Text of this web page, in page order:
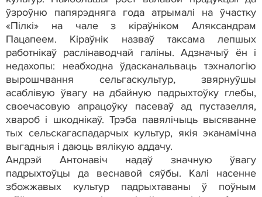
ўзроўню папярэдняга года атрымалі на ўчастку
«Пілкі» на чале з кіраўніком Аляксандрам
Пацапеем. Кіраўнік назваў таксама лепшых
работнікаў раслінаводчай галіны. Адзначыў ён і
недахопы: неабходна ўдасканальваць тэхналогію
вырошчвання сельгаскультур, звярнуўшы
асаблівую ўвагу на дбайную падрыхтоўку глебы,
своечасовую апрацоўку пасеваў ад пустазелля,
хвароб і шкоднікаў. Трэба павялічыць высяванне
тых сельскагаспадарчых культур, якія эканамічна
выгадныя і даюць вялікую аддачу.
Андрэй Антонавіч надаў значную ўвагу
падрыхтоўцы да веснавой сяўбы. Калі насенне
збожжавых культур падрыхтаваны ў поўным